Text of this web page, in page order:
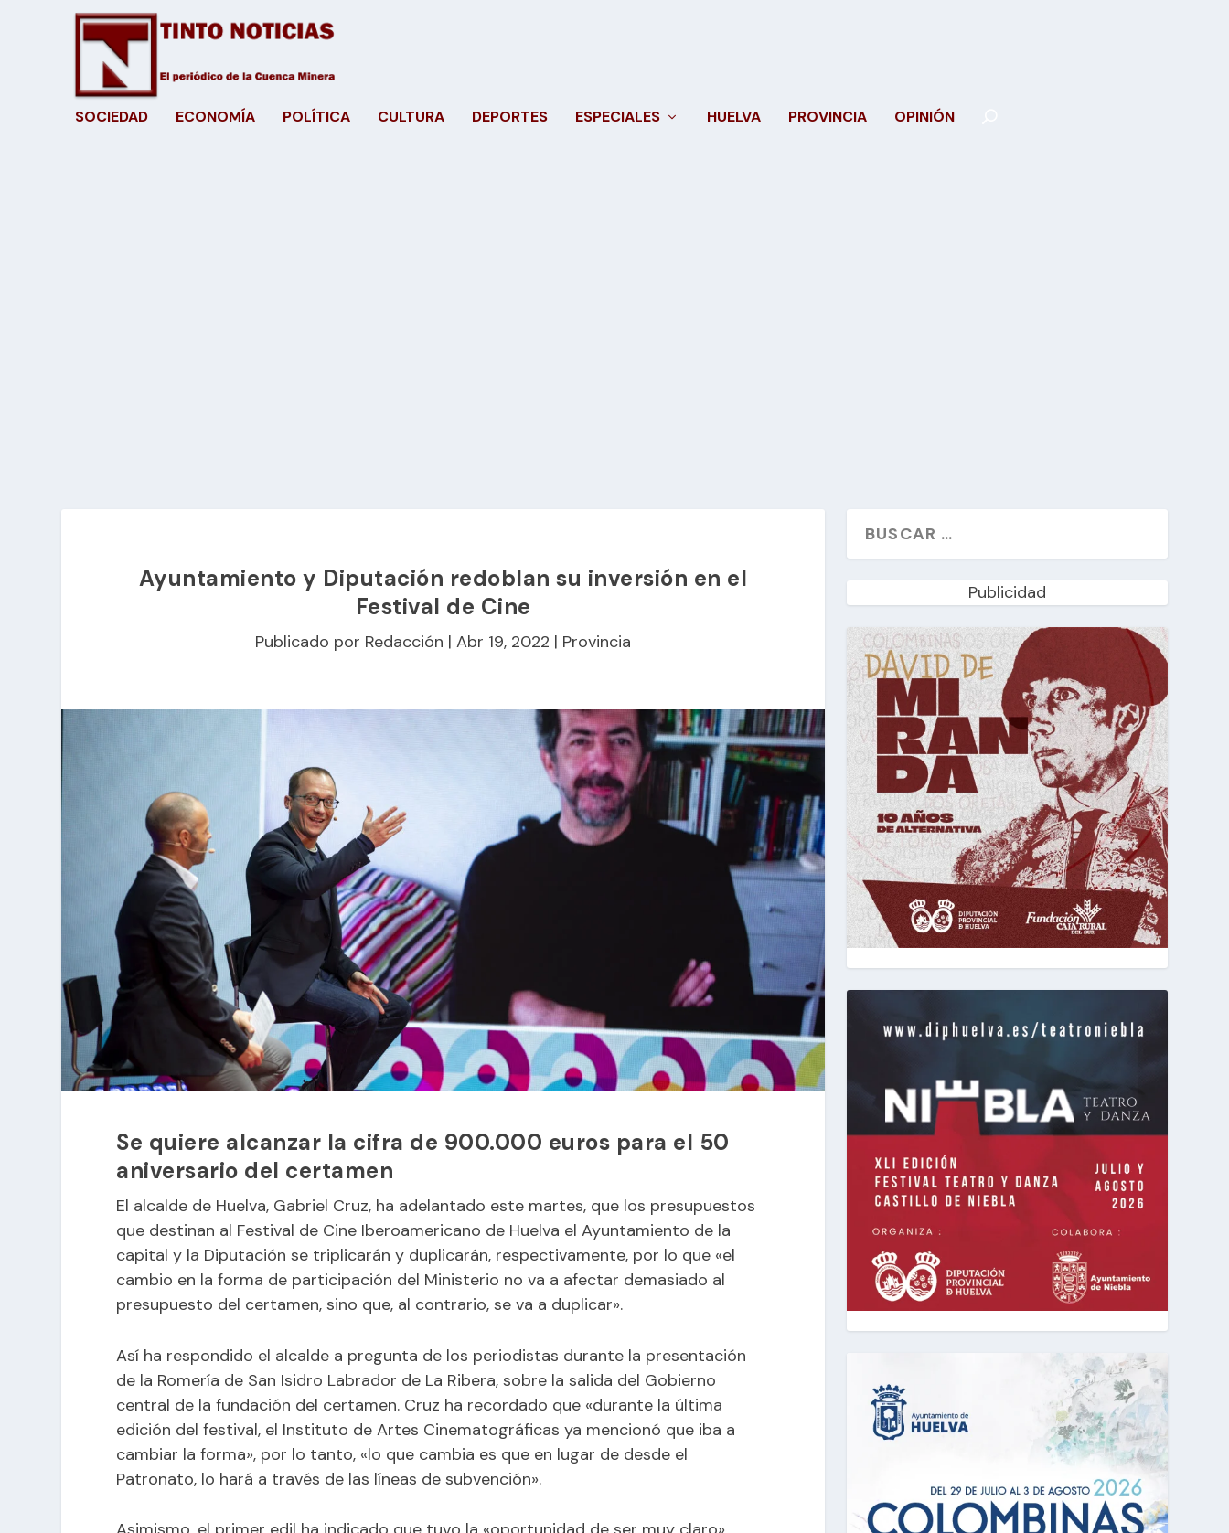
SOCIEDAD ECONOMÍA POLÍTICA CULTURA DEPORTES ESPECIALES HUELVA PROVINCIA OPINIÓN
Ayuntamiento y Diputación redoblan su inversión en el
Festival de Cine
Publicado por Redacción |Abr 19, 2022 | Provincia
Se quiere alcanzar la cifra de 900.000 euros para el 50
aniversario del certamen
El alcalde de Huelva, Gabriel Cruz, ha adelantado este martes, que los presupuestos
que destinan al Festival de Cine Iberoamericano de Huelva el Ayuntamiento de la
capital y la Diputación se triplicarán y duplicarán, respectivamente, por lo que «el
cambio en la forma de participación del Ministerio no va a afectar demasiado al
presupuesto del certamen, sino que, al contrario, se va a duplicar».
Así ha respondido el alcalde a pregunta de los periodistas durante la presentación
de la Romería de San Isidro Labrador de La Ribera, sobre la salida del Gobierno
central de la fundación del certamen. Cruz ha recordado que «durante la última
edición del festival, el Instituto de Artes Cinematográficas ya mencionó que iba a
cambiar la forma», por lo tanto, «lo que cambia es que en lugar de desde el
Patronato, lo hará a través de las líneas de subvención».
Publicidad